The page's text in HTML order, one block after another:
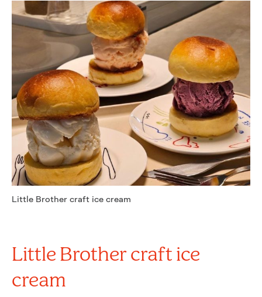
Little Brother craft ice cream
Little Brother craft ice
cream